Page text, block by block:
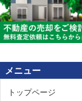
メニュー
トップページ